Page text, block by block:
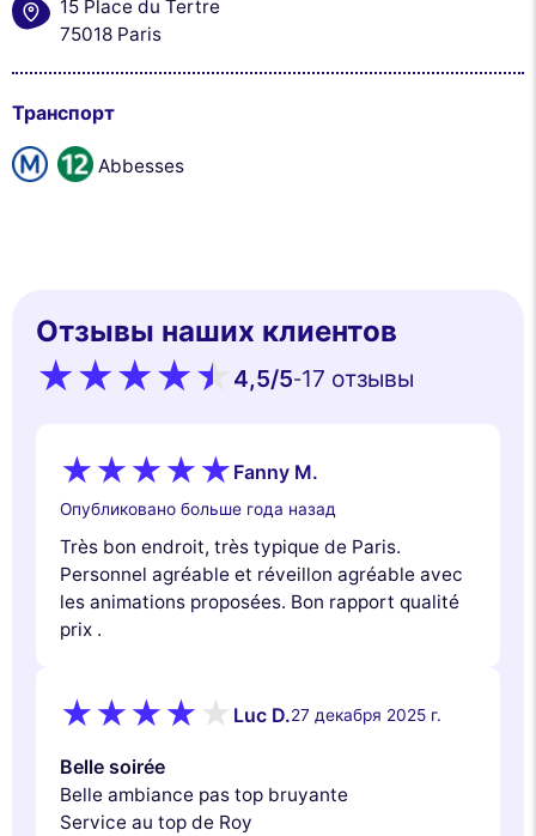
We use cookies and your personal data to enhance your browsing
experience, measure our audience, and personalize the ads shown to
you. You can accept, reject or manage your preferences at any time.
Reject All Cookies Settings
15 Place du Tertre
75018 Paris
Транспорт
Abbesses
Отзывы наших клиентов
4,5/5-17 oтзывы
Fanny M.
Опубликовано больше года назад
Très bon endroit, très typique de Paris.
Personnel agréable et réveillon agréable avec
les animations proposées. Bon rapport qualité
prix .
Luc D.27 декабря 2025 г.
Belle soirée
Belle ambiance pas top bruyante
Service au top de Roy